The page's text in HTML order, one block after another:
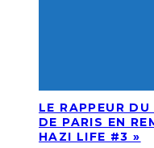
LE RAPPEUR
DE PARIS EN
HAZI LIFE #3 »